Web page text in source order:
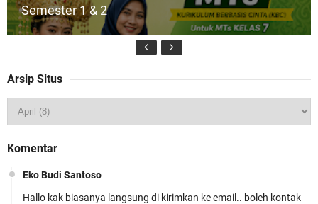
Semester 1 & 2
Download Program Kerja Wakil Kepala
Berbasis Kurikulum Cinta
Arsip Situs
Komentar
Eko Budi Santoso
Hallo kak biasanya langsung di kirimkan ke email.. boleh kontak